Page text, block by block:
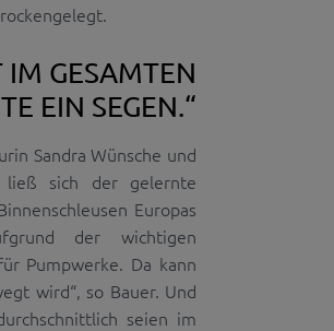
GESAMTEN
EIN SEGEN.“
Sandra Wünsche und
ließ sich der gelernte
Europas
der wichtigen
Pumpwerke. Da kann
wird“, so Bauer. Und
seien im